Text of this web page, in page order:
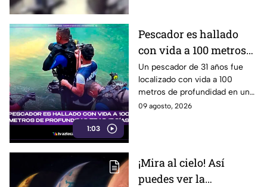
1:03
Pescador es hallado
con vida a 100 metros
de profundidad tras 15
días
Un pescador de 31 años fue
localizado con vida a 100
metros de profundidad en un
cenote de Veracruz, tras
09 agosto, 2026
¡Mira al cielo! Así
puedes ver la